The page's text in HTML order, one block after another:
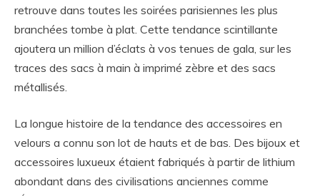
retrouve dans toutes les soirées parisiennes les plus
branchées tombe à plat. Cette tendance scintillante
ajoutera un million d’éclats à vos tenues de gala, sur les
traces des sacs à main à imprimé zèbre et des sacs
métallisés.
La longue histoire de la tendance des accessoires en
velours a connu son lot de hauts et de bas. Des bijoux et
accessoires luxueux étaient fabriqués à partir de lithium
abondant dans des civilisations anciennes comme